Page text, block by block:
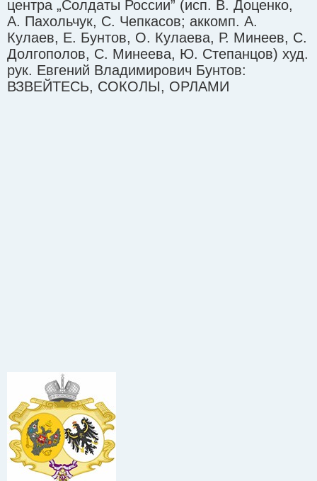
центра „Солдаты России” (исп. В. Доценко,
А. Пахольчук, С. Чепкасов; аккомп. А.
Кулаев, Е. Бунтов, О. Кулаева, Р. Минеев, С.
Долгополов, С. Минеева, Ю. Степанцов) худ.
рук. Евгений Владимирович Бунтов:
ВЗВЕЙТЕСЬ, СОКОЛЫ, ОРЛАМИ